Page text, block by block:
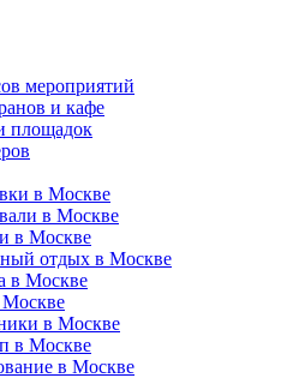
мероприятий
и кафе
площадок
в Москве
в Москве
в Москве
отдых в Москве
в Москве
Москве
в Москве
в Москве
в Москве